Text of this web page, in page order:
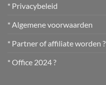
* Privacybeleid
* Algemene voorwaarden
* Partner of affiliate worden ?
* Office 2024 ?